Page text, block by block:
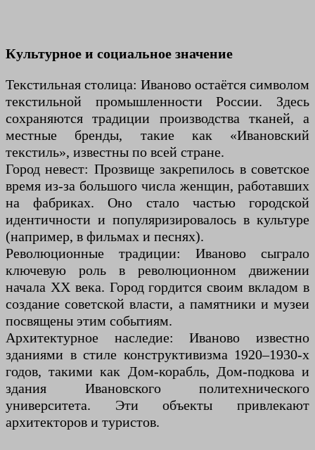
Культурное и социальное значение
Текстильная столица: Иваново остаётся символом
текстильной промышленности России. Здесь
сохраняются традиции производства тканей, а
местные бренды, такие как «Ивановский
текстиль», известны по всей стране.
Город невест: Прозвище закрепилось в советское
время из-за большого числа женщин, работавших
на фабриках. Оно стало частью городской
идентичности и популяризировалось в культуре
(например, в фильмах и песнях).
Революционные традиции: Иваново сыграло
ключевую роль в революционном движении
начала XX века. Город гордится своим вкладом в
создание советской власти, а памятники и музеи
посвящены этим событиям.
Архитектурное наследие: Иваново известно
зданиями в стиле конструктивизма 1920–1930-х
годов, такими как Дом-корабль, Дом-подкова и
здания Ивановского политехнического
университета. Эти объекты привлекают
архитекторов и туристов.